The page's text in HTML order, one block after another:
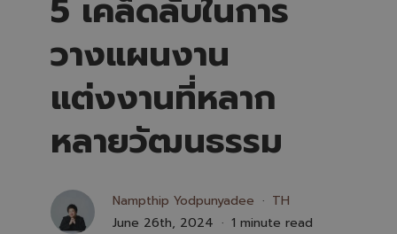
5 เคล็ดลับในการ
วางแผนงาน
แต่งงานที่หลาก
หลายวัฒนธรรม
Nampthip Yodpunyadee
TH
June 26th, 2024
1 minute read